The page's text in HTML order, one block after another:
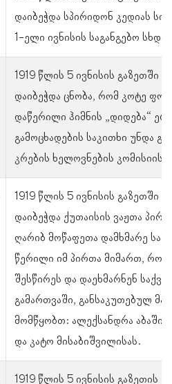
დაიბეჭდა სპირიდონ კედიას
1-ელი ივნისის საგანგებო
1919 წლის 5 ივნისის გაზეთში
დაიბეჭდა ცნობა, რომ კოტე
დაწერილი ჰიმნის „დიდება“
გამოცხადების საკითხი უნდა
კრების ხელოვნების
1919 წლის 5 ივნისის გაზეთში
დაიბეჭდა ქუთაისის ვაჟთა
ღარიბ მოწაფეთა დამხმარე
წერილი იმ პირთა მიმართ,
შესწირეს და დაეხმარნენ
გამართვაში, განსაკუთებულ
მომწყობთ: ალექსანდრა
და კატო მისაბიშვილისას.
1919 წლის 5 ივნისის გაზეთის